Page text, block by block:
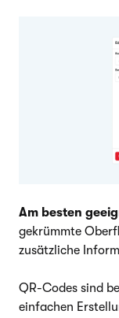
Am besten
gekrümmte
zusätzliche
QR-Codes sind
einfachen